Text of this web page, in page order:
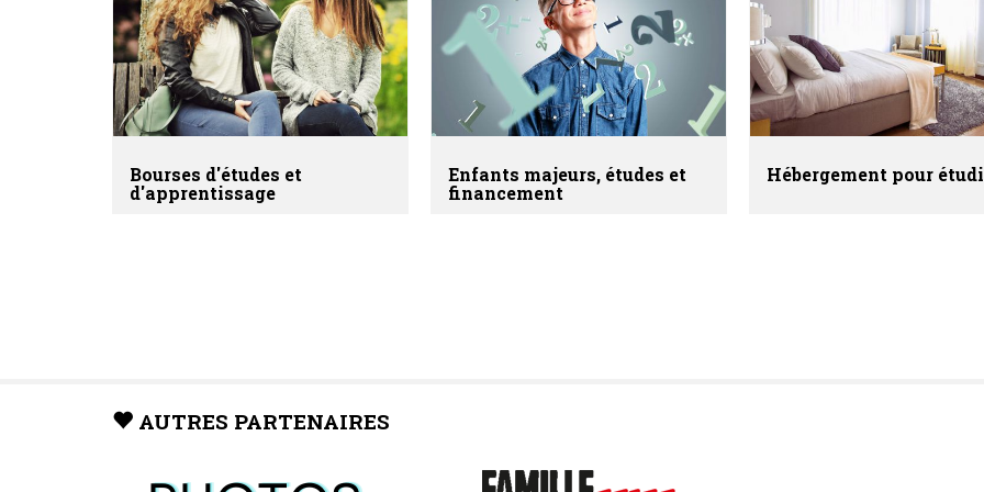
Bourses d'études et
d'apprentissage
Enfants majeurs, études et
financement
Hébergement pour
AUTRES PARTENAIRES